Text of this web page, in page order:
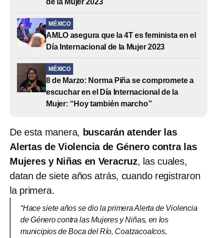
de la Mujer 2023
MÉXICO
AMLO asegura que la 4T es feminista en el
Día Internacional de la Mujer 2023
MÉXICO
8 de Marzo: Norma Piña se compromete a
escuchar en el Día Internacional de la
Mujer: “Hoy también marcho”
De esta manera, buscarán atender las
Alertas de Violencia de Género contra las
Mujeres y Niñas en Veracruz, las cuales,
datan de siete años atrás, cuando registraron
la primera.
“Hace siete años se dio la primera Alerta de Violencia
de Género contra las Mujeres y Niñas, en los
municipios de Boca del Río, Coatzacoalcos,